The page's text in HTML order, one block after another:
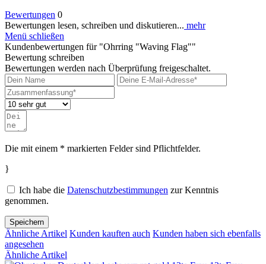
Bewertungen 0
Bewertungen lesen, schreiben und diskutieren... mehr
Menü schließen
Kundenbewertungen für "Ohrring "Waving Flag""
Bewertung schreiben
Bewertungen werden nach Überprüfung freigeschaltet.
Die mit einem * markierten Felder sind Pflichtfelder.
}
Ich habe die Datenschutzbestimmungen zur Kenntnis
genommen.
Speichern
Ähnliche Artikel Kunden kauften auch Kunden haben sich ebenfalls
angesehen
Ähnliche Artikel